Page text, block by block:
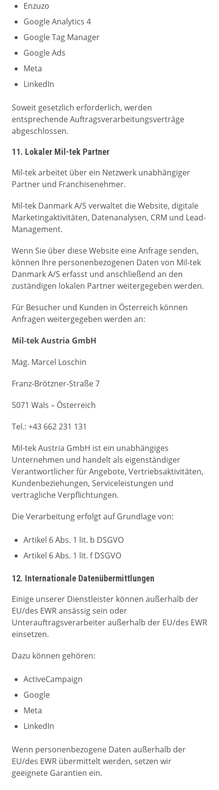
Enzuzo
Google Analytics 4
Google Tag Manager
Google Ads
Meta
LinkedIn
Soweit gesetzlich erforderlich, werden
entsprechende Auftragsverarbeitungsverträge
abgeschlossen.
11. Lokaler Mil-tek Partner
Mil-tek arbeitet über ein Netzwerk unabhängiger
Partner und Franchisenehmer.
Mil-tek Danmark A/S verwaltet die Website, digitale
Marketingaktivitäten, Datenanalysen, CRM und Lead-
Management.
Wenn Sie über diese Website eine Anfrage senden,
können Ihre personenbezogenen Daten von Mil-tek
Danmark A/S erfasst und anschließend an den
zuständigen lokalen Partner weitergegeben werden.
Für Besucher und Kunden in Österreich können
Anfragen weitergegeben werden an:
Mil-tek Austria GmbH
Mag. Marcel Loschin
Franz-Brötzner-Straße 7
5071 Wals – Österreich
Tel.: +43 662 231 131
Mil-tek Austria GmbH ist ein unabhängiges
Unternehmen und handelt als eigenständiger
Verantwortlicher für Angebote, Vertriebsaktivitäten,
Kundenbeziehungen, Serviceleistungen und
vertragliche Verpflichtungen.
Die Verarbeitung erfolgt auf Grundlage von:
Artikel 6 Abs. 1 lit. b DSGVO
Artikel 6 Abs. 1 lit. f DSGVO
12. Internationale Datenübermittlungen
Einige unserer Dienstleister können außerhalb der
EU/des EWR ansässig sein oder
Unterauftragsverarbeiter außerhalb der EU/des EWR
einsetzen.
Dazu können gehören:
ActiveCampaign
Google
Meta
LinkedIn
Wenn personenbezogene Daten außerhalb der
EU/des EWR übermittelt werden, setzen wir
geeignete Garantien ein.